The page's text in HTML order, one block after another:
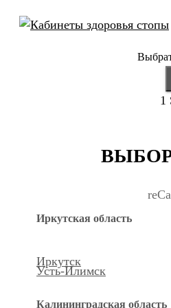
1
Иркутская область
Иркутск
Усть-Илимск
Калининградская область